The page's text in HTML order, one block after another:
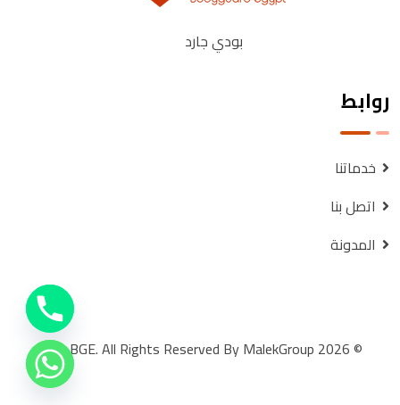
بودي جارد
روابط
خدماتنا
اتصل بنا
المدونة
© 2026 BGE. All Rights Reserved By MalekGroup